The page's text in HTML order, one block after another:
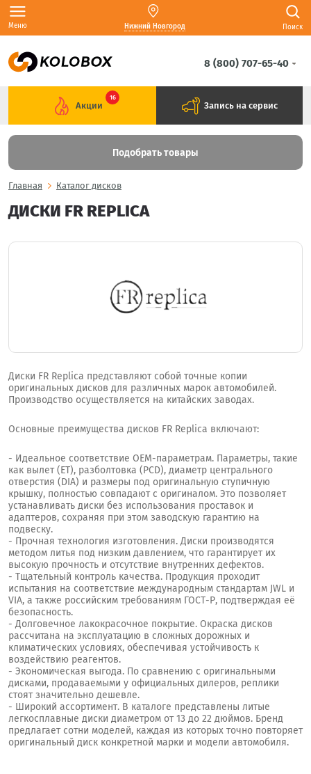
Меню Нижний Новгород Поиск
8 (800) 707-65-40
Акции
16
Запись на сервис
Подобрать товары
Главная Каталог дисков
ДИСКИ FR REPLICA
Диски FR Replica представляют собой точные копии
оригинальных дисков для различных марок автомобилей.
Производство осуществляется на китайских заводах.
Основные преимущества дисков FR Replica включают:
- Идеальное соответствие OEM-параметрам. Параметры, такие
как вылет (ET), разболтовка (PCD), диаметр центрального
отверстия (DIA) и размеры под оригинальную ступичную
крышку, полностью совпадают с оригиналом. Это позволяет
устанавливать диски без использования проставок и
адаптеров, сохраняя при этом заводскую гарантию на
подвеску.
- Прочная технология изготовления. Диски производятся
методом литья под низким давлением, что гарантирует их
высокую прочность и отсутствие внутренних дефектов.
- Тщательный контроль качества. Продукция проходит
испытания на соответствие международным стандартам JWL и
VIA, а также российским требованиям ГОСТ-Р, подтверждая её
безопасность.
- Долговечное лакокрасочное покрытие. Окраска дисков
рассчитана на эксплуатацию в сложных дорожных и
климатических условиях, обеспечивая устойчивость к
воздействию реагентов.
- Экономическая выгода. По сравнению с оригинальными
дисками, продаваемыми у официальных дилеров, реплики
стоят значительно дешевле.
- Широкий ассортимент. В каталоге представлены литые
легкосплавные диски диаметром от 13 до 22 дюймов. Бренд
предлагает сотни моделей, каждая из которых точно повторяет
оригинальный диск конкретной марки и модели автомобиля.